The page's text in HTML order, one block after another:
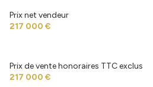
Prix net vendeur
217 000 €
Prix de vente honoraires TTC exclus
217 000 €